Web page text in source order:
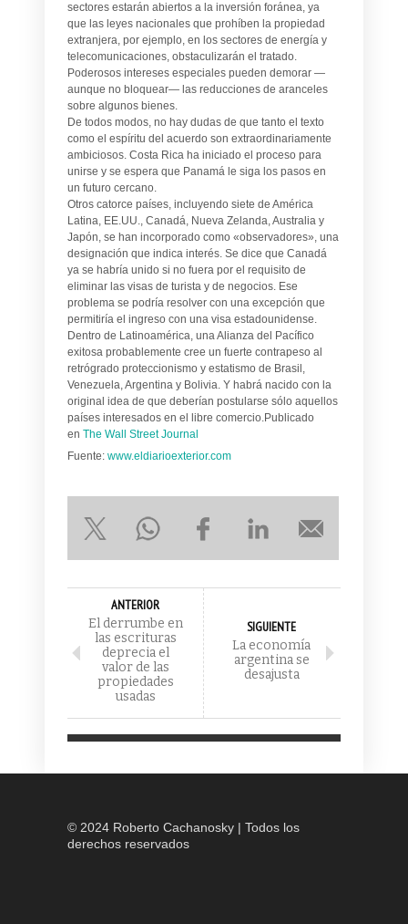
sectores estarán abiertos a la inversión foránea, ya
que las leyes nacionales que prohíben la propiedad
extranjera, por ejemplo, en los sectores de energía y
telecomunicaciones, obstaculizarán el tratado.
Poderosos intereses especiales pueden demorar —
aunque no bloquear— las reducciones de aranceles
sobre algunos bienes.
De todos modos, no hay dudas de que tanto el texto
como el espíritu del acuerdo son extraordinariamente
ambiciosos. Costa Rica ha iniciado el proceso para
unirse y se espera que Panamá le siga los pasos en
un futuro cercano.
Otros catorce países, incluyendo siete de América
Latina, EE.UU., Canadá, Nueva Zelanda, Australia y
Japón, se han incorporado como «observadores», una
designación que indica interés. Se dice que Canadá
ya se habría unido si no fuera por el requisito de
eliminar las visas de turista y de negocios. Ese
problema se podría resolver con una excepción que
permitiría el ingreso con una visa estadounidense.
Dentro de Latinoamérica, una Alianza del Pacífico
exitosa probablemente cree un fuerte contrapeso al
retrógrado proteccionismo y estatismo de Brasil,
Venezuela, Argentina y Bolivia. Y habrá nacido con la
original idea de que deberían postularse sólo aquellos
países interesados en el libre comercio.Publicado
en The Wall Street Journal
Fuente: www.eldiarioexterior.com
ANTERIOR
El derrumbe en
las escrituras
deprecia el
valor de las
propiedades
usadas
SIGUIENTE
La economía
argentina se
desajusta
© 2024 Roberto Cachanosky | Todos los
derechos reservados